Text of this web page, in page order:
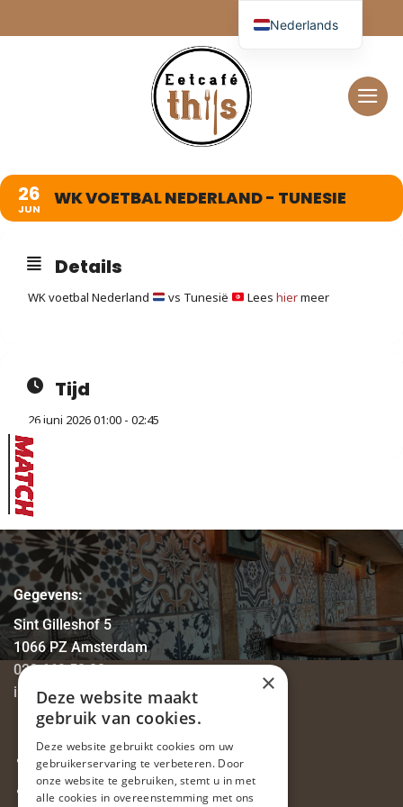
naar
26
JUN WK VOETBAL NEDERLAND - TUNESIE
Details
WK voetbal Nederland vs Tunesië Lees hiermeer
Tijd
26 juni 2026 01:00 - 02:45
Gegevens:
Sint Gilleshof 5
1066 PZ Amsterdam
020 669 58 80
info@eetcafe-thijs.nl
Privacyverklaring
Vacatures
Nederlands
×
Deze website maakt
gebruik van cookies.
Deze website gebruikt cookies om uw
gebruikerservaring te verbeteren. Door
onze website te gebruiken, stemt u in met
alle cookies in overeenstemming met ons